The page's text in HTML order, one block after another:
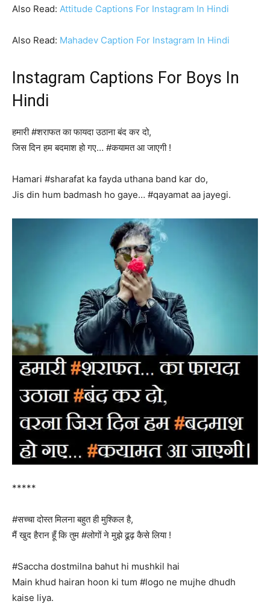
Also Read: Attitude Captions For Instagram In Hindi
Also Read: Mahadev Caption For Instagram In Hindi
Instagram Captions For Boys In
Hindi
हमारी #शराफत का फायदा उठाना बंद कर दो,
जिस दिन हम बदमाश हो गए… #कयामत आ जाएगी !
Hamari #sharafat ka fayda uthana band kar do,
Jis din hum badmash ho gaye… #qayamat aa jayegi.
*****
#सच्चा दोस्त मिलना बहुत ही मुश्किल है,
मैं खुद हैरान हूँ कि तुम #लोगों ने मुझे ढूढ़ कैसे लिया !
#Saccha dostmilna bahut hi mushkil hai
Main khud hairan hoon ki tum #logo ne mujhe dhudh
kaise liya.